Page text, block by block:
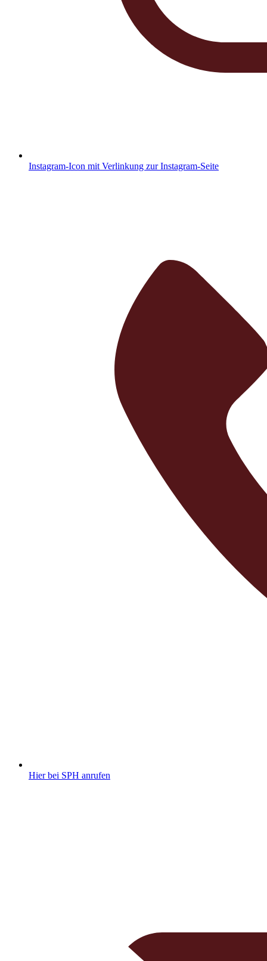
Instagram-Icon mit Verlinkung zur Instagram-Seite
Hier bei SPH anrufen